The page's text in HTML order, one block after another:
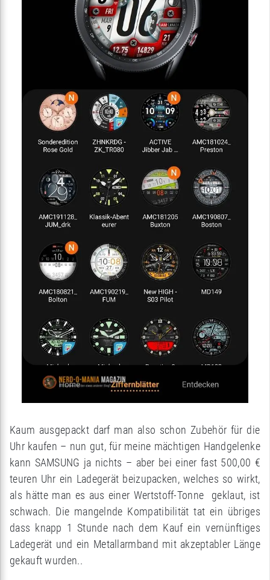
Kaum ausgepackt darf man also schon Zubehör für die
Uhr kaufen – nun gut, für meine mächtigen Handgelenke
kann SAMSUNG ja nichts – aber bei einer fast 500,00 €
teuren Uhr ein Ladegerät beizupacken, welches so wirkt,
als hätte man es aus einer Wertstoff-Tonne geklaut, ist
schwach. Die mangelnde Kompatibilität tat ein übriges
dass knapp 1 Stunde nach dem Kauf ein vernünftiges
Ladegerät und ein Metallarmband mit akzeptabler Länge
gekauft wurden..